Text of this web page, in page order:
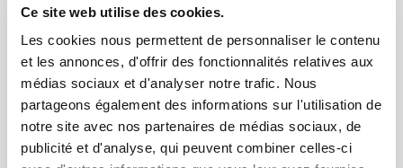
Ce site web utilise des cookies.
Les cookies nous permettent de personnaliser le contenu
et les annonces, d'offrir des fonctionnalités relatives aux
médias sociaux et d'analyser notre trafic. Nous
partageons également des informations sur l'utilisation de
notre site avec nos partenaires de médias sociaux, de
publicité et d'analyse, qui peuvent combiner celles-ci